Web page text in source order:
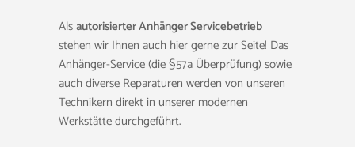
Alsautorisierter Anhänger Servicebetrieb
stehen wir Ihnen auch hier gerne zur Seite! Das
Anhänger-Service (die §57a Überprüfung) sowie
auch diverse Reparaturen werden von unseren
Technikern direkt in unserer modernen
Werkstätte durchgeführt.